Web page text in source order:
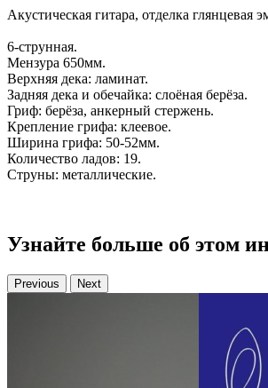
Акустическая гитара, отделка глянцевая
6-струнная.
Мензура 650мм.
Верхняя дека: ламинат.
Задняя дека и обечайка: слоёная берёза.
Гриф: берёза, анкерный стержень.
Крепление грифа: клеевое.
Ширина грифа: 50-52мм.
Количество ладов: 19.
Струны: металлические.
Узнайте больше об этом
Previous Next